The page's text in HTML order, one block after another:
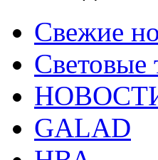
Свежие
Световые
GALAD